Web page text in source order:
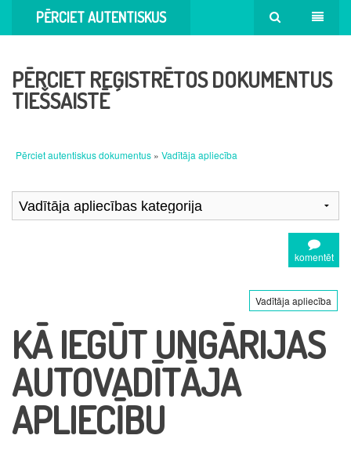
PĒRCIET AUTENTISKUS
PĒRCIET REĢISTRĒTOS DOKUMENTUS
TIEŠSAISTĒ
Pērciet autentiskus dokumentus » Vadītāja apliecība
komentēt
Vadītāja apliecība
KĀ IEGŪT UNGĀRIJAS
AUTOVADĪTĀJA
APLIECĪBU